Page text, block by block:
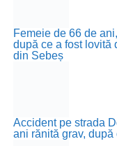
Femeie de 66 de
după ce a fost lovită
din Sebeș
Accident pe strada
ani rănită grav,